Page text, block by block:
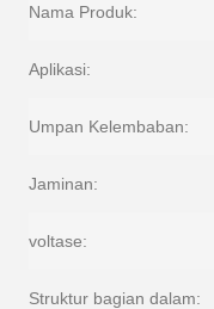
Nama Produk:
Aplikasi:
Umpan Kelembaban:
Jaminan:
voltase:
Struktur bagian dalam: